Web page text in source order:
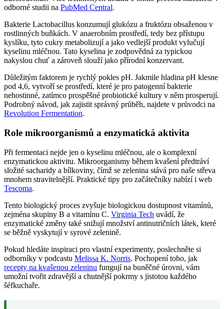
odborné studii na PubMed Central.
Bakterie Lactobacillus konzumují glukózu a fruktózu obsaženou v
rostlinných buňkách. V anaerobním prostředí, tedy bez přístupu
kyslíku, tyto cukry metabolizují a jako vedlejší produkt vylučují
kyselinu mléčnou. Tato kyselina je zodpovědná za typickou
nakyslou chuť a zároveň slouží jako přírodní konzervant.
Důležitým faktorem je rychlý pokles pH. Jakmile hladina pH klesne
pod 4,6, vytvoří se prostředí, které je pro patogenní bakterie
nehostinné, zatímco prospěšné probiotické kultury v něm prosperují.
Podrobný návod, jak zajistit správný průběh, najdete v průvodci na
Revolution Fermentation.
Role mikroorganismů a enzymatická aktivita
Při fermentaci nejde jen o kyselinu mléčnou, ale o komplexní
enzymatickou aktivitu. Mikroorganismy během kvašení předtráví
složité sacharidy a bílkoviny, čímž se zelenina stává pro naše střeva
mnohem stravitelnější. Praktické tipy pro začátečníky nabízí i web
Tescoma.
Tento biologický proces zvyšuje biologickou dostupnost vitamínů,
zejména skupiny B a vitamínu C. Virginia Tech uvádí, že
enzymatické změny také snižují množství antinutričních látek, které
se běžně vyskytují v syrové zelenině.
Pokud hledáte inspiraci pro vlastní experimenty, poslechněte si
odborníky v podcastu Melissa K. Norris. Pochopení toho, jak
recepty na kvašenou zeleninu fungují na buněčné úrovni, vám
umožní tvořit zdravější a chutnější pokrmy s jistotou každého
šéfkuchaře.